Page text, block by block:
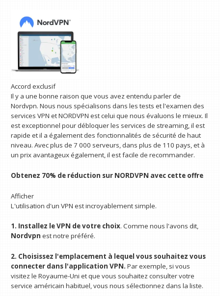
Accord exclusif
Il y a une bonne raison que vous avez entendu parler de
Nordvpn. Nous nous spécialisons dans les tests et l'examen des
services VPN et NORDVPN est celui que nous évaluons le mieux. Il
est exceptionnel pour débloquer les services de streaming, il est
rapide et il a également des fonctionnalités de sécurité de haut
niveau. Avec plus de 7 000 serveurs, dans plus de 110 pays, et à
un prix avantageux également, il est facile de recommander.
Obtenez 70% de réduction sur NORDVPN avec cette offre
Afficher
L'utilisation d'un VPN est incroyablement simple.
1. Installez le VPN de votre choix. Comme nous l'avons dit,
Nordvpn est notre préféré.
2. Choisissez l'emplacement à lequel vous souhaitez vous
connecter dans l'application VPN.Par exemple, si vous
visitez le Royaume-Uni et que vous souhaitez consulter votre
service américain habituel, vous nous sélectionnez dans la liste.